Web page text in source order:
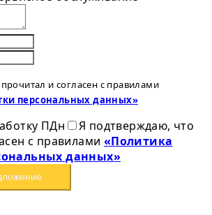
и согласен с правилами
персональных данных»
ПДн
Я подтверждаю, что
с правилами «Политика
данных»